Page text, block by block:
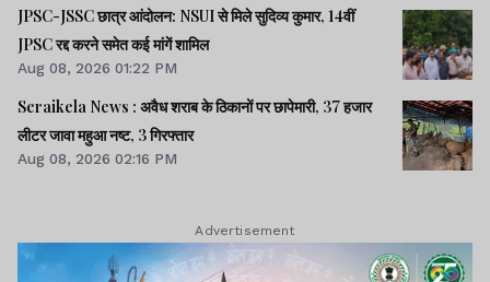
JPSC-JSSC छात्र आंदोलन: NSUI से मिले सुदिव्य कुमार, 14वीं
JPSC रद्द करने समेत कई मांगें शामिल
Aug 08, 2026 01:22 PM
Seraikela News : अवैध शराब के ठिकानों पर छापेमारी, 37 हजार
लीटर जावा महुआ नष्ट, 3 गिरफ्तार
Aug 08, 2026 02:16 PM
Advertisement